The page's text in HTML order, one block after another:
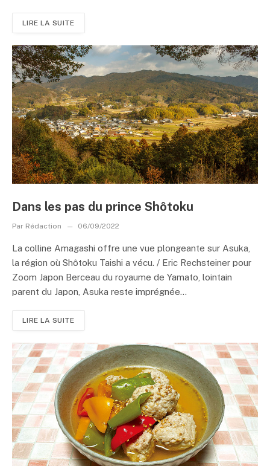
LIRE LA SUITE
Dans les pas du prince Shôtoku
Par Rédaction 06/09/2022
La colline Amagashi offre une vue plongeante sur Asuka,
la région où Shôtoku Taishi a vécu. / Eric Rechsteiner pour
Zoom Japon Berceau du royaume de Yamato, lointain
parent du Japon, Asuka reste imprégnée...
LIRE LA SUITE